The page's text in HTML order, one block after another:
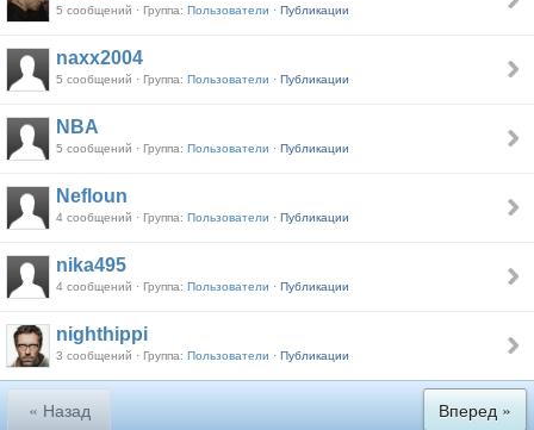
5 сообщений · Группа: Пользователи · Публикации
naxx2004
5 сообщений · Группа: Пользователи · Публикации
NBA
5 сообщений · Группа: Пользователи · Публикации
Nefloun
4 сообщений · Группа: Пользователи · Публикации
nika495
4 сообщений · Группа: Пользователи · Публикации
nighthippi
3 сообщений · Группа: Пользователи · Публикации
« Назад Вперед »